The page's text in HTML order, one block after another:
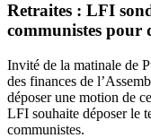
Retraites : LFI
communistes pour
Invité de la matinale de
des finances de
déposer une motion de
LFI souhaite déposer le
communistes.